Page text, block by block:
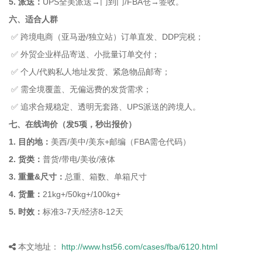
六、适合人群
✅ 跨境电商（亚马逊/独立站）订单直发、DDP完税；
✅ 外贸企业样品寄送、小批量订单交付；
✅ 个人/代购私人地址发货、紧急物品邮寄；
✅ 需全境覆盖、无偏远费的发货需求；
✅ 追求合规稳定、透明无套路、UPS派送的跨境人。
七、在线询价（发5项，秒出报价）
1. 目的地： 美西/美中/美东+邮编（FBA需仓代码）
2. 货类： 普货/带电/美妆/液体
3. 重量&尺寸： 总重、箱数、单箱尺寸
4. 货量： 21kg+/50kg+/100kg+
5. 时效： 标准3-7天/经济8-12天
本文地址： http://www.hst56.com/cases/fba/6120.html